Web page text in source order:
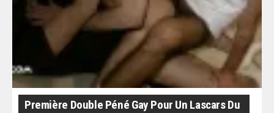
Première Double Péné Gay Pour Un Lascars Du